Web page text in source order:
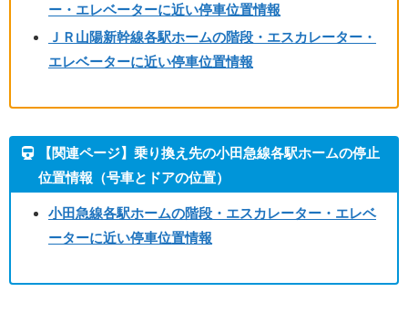
ー・エレベーターに近い停車位置情報
ＪＲ山陽新幹線各駅ホームの階段・エスカレーター・
エレベーターに近い停車位置情報
【関連ページ】乗り換え先の小田急線各駅ホームの停止
位置情報（号車とドアの位置）
小田急線各駅ホームの階段・エスカレーター・エレベ
ーターに近い停車位置情報